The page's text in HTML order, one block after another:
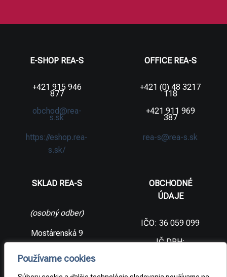
Používame cookies
E-SHOP REA-S
+421 915 946
877
obchod@rea-
s.sk
https://eshop.rea-
s.sk/
OFFICE REA-S
+421 (0) 48 3217
118
+421 911 969
387
rea-s@rea-s.sk
SKLAD REA-S
(osobný odber)
Mostárenská 9
republika
OBCHODNÉ
ÚDAJE
IČO: 36 059 099
IČ DPH: